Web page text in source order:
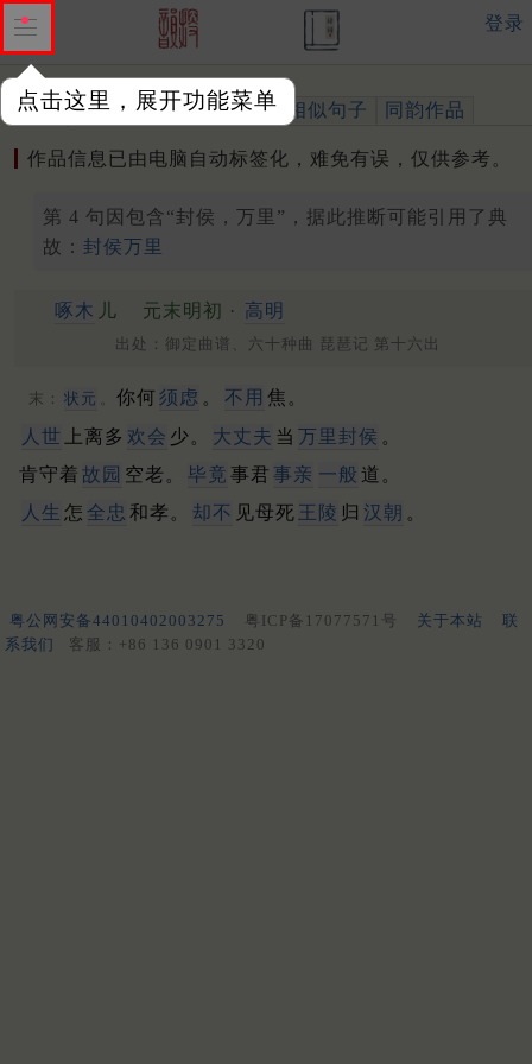
点击这里，展开功能菜单
登录
作品 标注四声 出处、引用 相似句子 同韵作品
作品信息已由电脑自动标签化，难免有误，仅供参考。
第 4 句因包含“封侯，万里”，据此推断可能引用了典
故： 封侯万里
啄木 儿 元末明初 · 高明
出处：御定曲谱、六十种曲 琵琶记 第十六出
末： 状元 你何 须虑 。 不用 焦。
人世
上离多 欢会 少。 大丈夫 当 万里封侯 。
肯守着 故园 空老。 毕竟 事君 事亲 一般 道。
人生 怎 全忠 和孝。 却不 见母死 王陵 归 汉朝 。
粤公网安备44010402003275 粤ICP备17077571号 关于本站
联
系我们
客服：+86 136 0901 3320